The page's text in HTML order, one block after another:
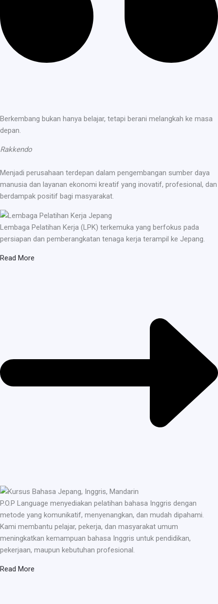
Berkembang bukan hanya belajar, tetapi berani melangkah ke masa
depan.
Rakkendo
Menjadi perusahaan terdepan dalam pengembangan sumber daya
manusia dan layanan ekonomi kreatif yang inovatif, profesional, dan
berdampak positif bagi masyarakat.
Lembaga Pelatihan Kerja (LPK) terkemuka yang berfokus pada
persiapan dan pemberangkatan tenaga kerja terampil ke Jepang.
Read More
P.O.P Language menyediakan pelatihan bahasa Inggris dengan
metode yang komunikatif, menyenangkan, dan mudah dipahami.
Kami membantu pelajar, pekerja, dan masyarakat umum
meningkatkan kemampuan bahasa Inggris untuk pendidikan,
pekerjaan, maupun kebutuhan profesional.
Read More